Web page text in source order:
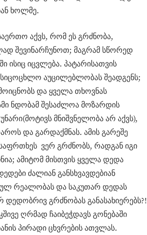
ხოლმე.
აქვს, რომ ეს გრძნობა,
შევინარჩუნოთ; მაგრამ სწორედ
ისიც იცვლება. პატარისათვის
აუცილებლობას შეადგენს;
და ყველა თხოვნას
ნდობამ შესაძლოა მოზარდის
მნიშვნელობა არ აქვს),
და გარდაქმნას. ამის გარეშე
ვერ გრძნობს, რადგან იგი
ამიტომ მისთვის ყველა დედა
ძალიან განსხვავდებიან
რეალობას და საკუთარ დედას
გრძნობას განასახიერებს?!
ღრმად ჩაიბეჭდავს გონებაში
პირადი ცხვრების ათვლას.